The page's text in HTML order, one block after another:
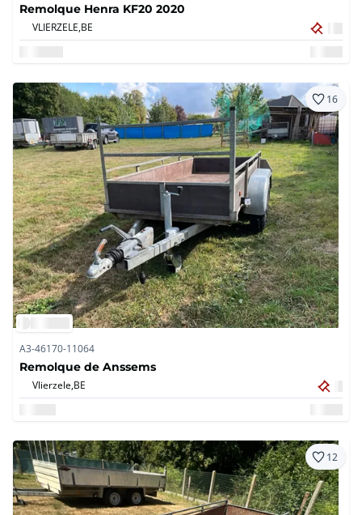
Remolque Henra KF20 2020
VLIERZELE,BE
16
A3-46170-11064
Remolque de Anssems
Vlierzele,BE
12